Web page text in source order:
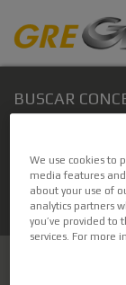
BUSCAR
20 KM
Efectuar
We use cookies to
media features
about your use of
analytics partners
you’ve provided to
services. For more